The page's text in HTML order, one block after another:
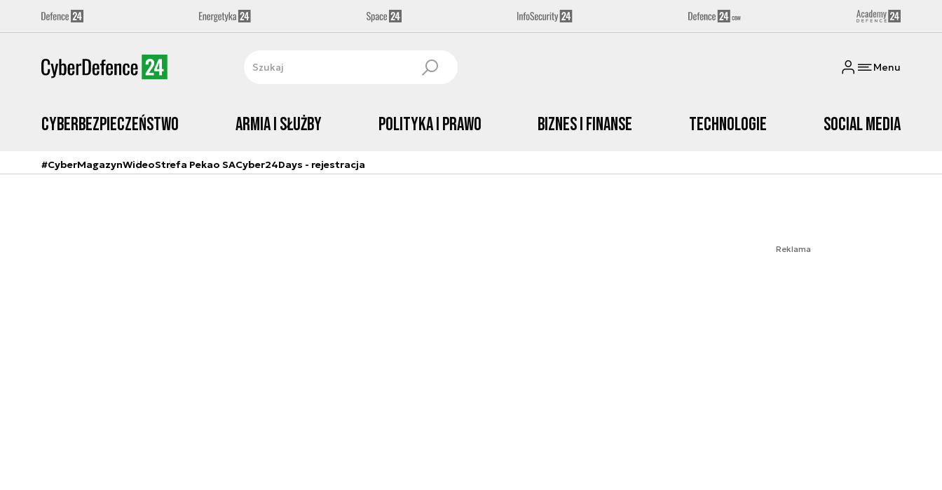
Menu
Cyberbezpieczeństwo Armia i Służby Polityka i prawo Biznes i Finanse Technologie Social media
#CyberMagazynWideoStrefa Pekao SACyber24Days - rejestracja
Reklama